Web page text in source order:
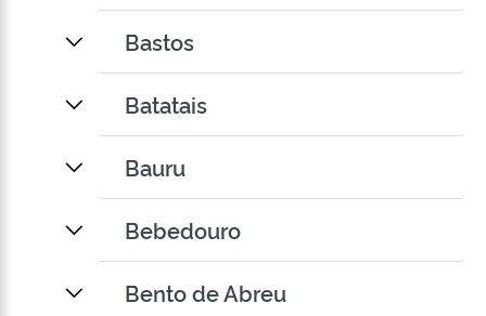
Bastos
Batatais
Bauru
Bebedouro
Bento de Abreu